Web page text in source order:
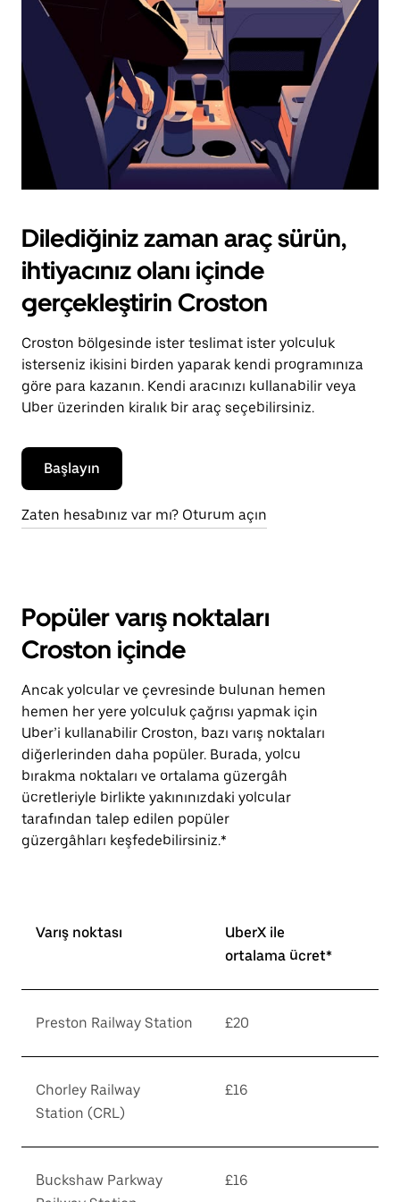
tuşuna
basın.
Dilediğiniz zaman araç sürün,
ihtiyacınız olanı içinde
gerçekleştirin Croston
Croston bölgesinde ister teslimat ister yolculuk
isterseniz ikisini birden yaparak kendi programınıza
göre para kazanın. Kendi aracınızı kullanabilir veya
Uber üzerinden kiralık bir araç seçebilirsiniz.
Başlayın
Zaten hesabınız var mı? Oturum açın
Popüler varış noktaları
Croston içinde
Ancak yolcular ve çevresinde bulunan hemen
hemen her yere yolculuk çağrısı yapmak için
Uber’i kullanabilir Croston, bazı varış noktaları
diğerlerinden daha popüler. Burada, yolcu
bırakma noktaları ve ortalama güzergâh
ücretleriyle birlikte yakınınızdaki yolcular
tarafından talep edilen popüler
güzergâhları keşfedebilirsiniz.*
Varış noktası
UberX ile
ortalama ücret*
Preston Railway Station £20
Chorley Railway
Station (CRL)
£16
Buckshaw Parkway
£16